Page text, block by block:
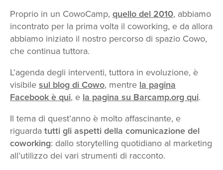
Proprio in un CowoCamp, quello del 2010, abbiamo
incontrato per la prima volta il coworking, e da allora
abbiamo iniziato il nostro percorso di spazio Cowo,
che continua tuttora.
L’agenda degli interventi, tuttora in evoluzione, è
visibilesul blog di Cowo, mentre la pagina
Facebook è qui, e la pagina su Barcamp.org qui.
Il tema di quest’anno è molto affascinante, e
riguarda tutti gli aspetti della comunicazione del
coworking: dallo storytelling quotidiano al marketing
all’utilizzo dei vari strumenti di racconto.